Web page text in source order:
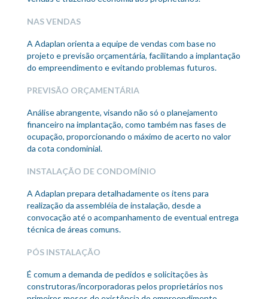
NAS VENDAS
A Adaplan orienta a equipe de vendas com base no
projeto e previsão orçamentária, facilitando a implantação
do empreendimento e evitando problemas futuros.
PREVISÃO ORÇAMENTÁRIA
Análise abrangente, visando não só o planejamento
financeiro na implantação, como também nas fases de
ocupação, proporcionando o máximo de acerto no valor
da cota condominial.
INSTALAÇÃO DE CONDOMÍNIO
A Adaplan prepara detalhadamente os itens para
realização da assembléia de instalação, desde a
convocação até o acompanhamento de eventual entrega
técnica de áreas comuns.
PÓS INSTALAÇÃO
É comum a demanda de pedidos e solicitações às
construtoras/incorporadoras pelos proprietários nos